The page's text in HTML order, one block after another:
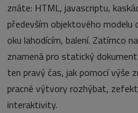
znáte: HTML, javascriptu,
především objektového modelu
oku lahodícím, balení. Zatímco
znamená pro statický
ten pravý čas, jak pomocí výše
pracné výtvory rozhýbat,
interaktivity.